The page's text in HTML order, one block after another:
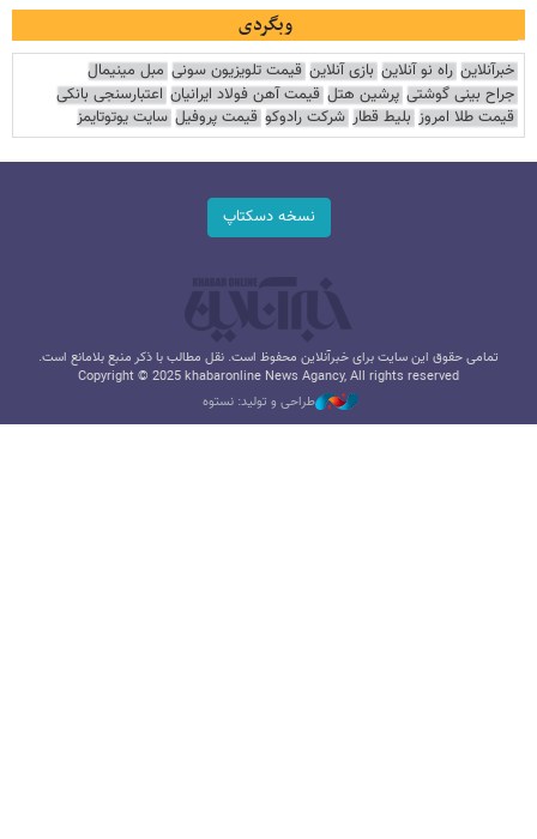
وبگردی
خبرآنلاین راه نو آنلاین بازی آنلاین قیمت تلویزیون سونی مبل مینیمال
جراح بینی گوشتی پرشین هتل قیمت آهن فولاد ایرانیان اعتبارسنجی بانکی
قیمت طلا امروز بلیط قطار شرکت رادوکو قیمت پروفیل سایت یوتوتایمز
نسخه دسکتاپ
تمامی حقوق این سایت برای خبرآنلاین محفوظ است. نقل مطالب با ذکر منبع بلامانع است.
Copyright © 2025 khabaronline News Agancy, All rights reserved
طراحی و تولید: نستوه